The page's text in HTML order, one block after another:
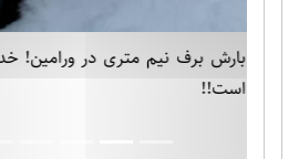
بارش برف نیم متری در ورامین!
است!!